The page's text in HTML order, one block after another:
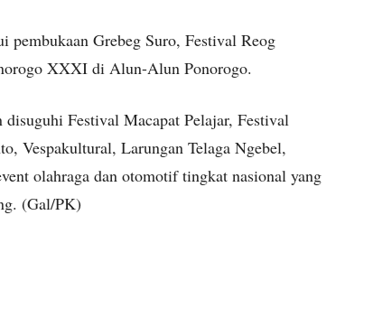
pembukaan Grebeg Suro, Festival Reog
XXXI di Alun-Alun Ponorogo.
Festival Macapat Pelajar, Festival
Vespakultural, Larungan Telaga Ngebel,
olahraga dan otomotif tingkat nasional yang
(Gal/PK)